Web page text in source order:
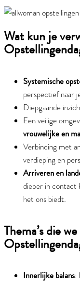
Wat kun je
Systemische
perspectief naar
Diepgaande
Een veilige
vrouwelijke en
Verbinding met
verdieping en
Arriveren en
dieper in contact
het ons biedt.
Thema’s die
Innerlijke balans: